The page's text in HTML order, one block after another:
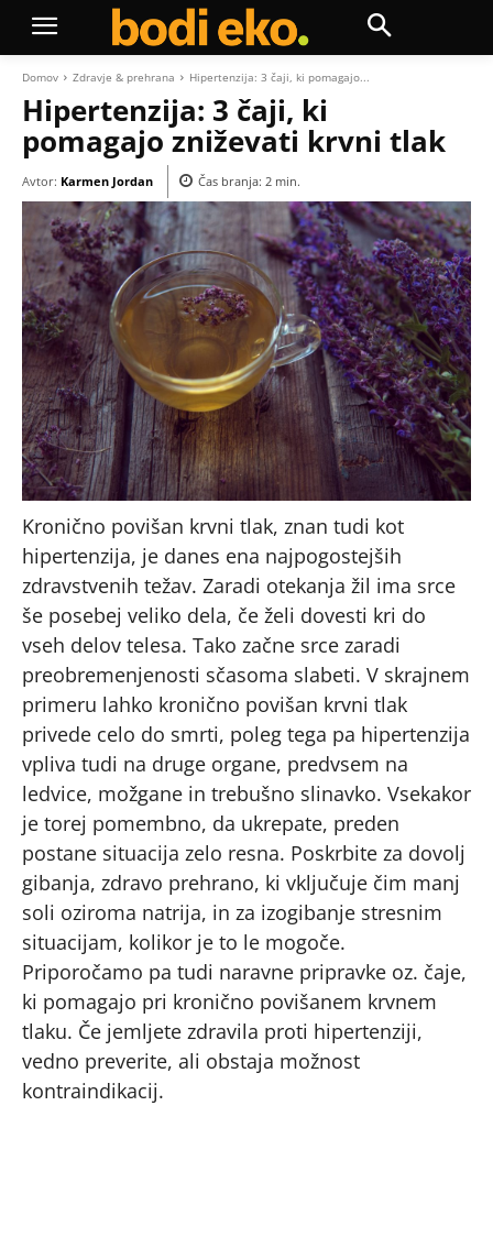
Domov Zdravje & prehrana Hipertenzija: 3 čaji, ki pomagajo...
Hipertenzija: 3 čaji, ki
pomagajo zniževati krvni tlak
Avtor: Karmen Jordan Čas branja: 2 min.
Kronično povišan krvni tlak, znan tudi kot
hipertenzija, je danes ena najpogostejših
zdravstvenih težav. Zaradi otekanja žil ima srce
še posebej veliko dela, če želi dovesti kri do
vseh delov telesa. Tako začne srce zaradi
preobremenjenosti sčasoma slabeti. V skrajnem
primeru lahko kronično povišan krvni tlak
privede celo do smrti, poleg tega pa hipertenzija
vpliva tudi na druge organe, predvsem na
ledvice, možgane in trebušno slinavko. Vsekakor
je torej pomembno, da ukrepate, preden
postane situacija zelo resna. Poskrbite za dovolj
gibanja, zdravo prehrano, ki vključuje čim manj
soli oziroma natrija, in za izogibanje stresnim
situacijam, kolikor je to le mogoče.
Priporočamo pa tudi naravne pripravke oz. čaje,
ki pomagajo pri kronično povišanem krvnem
tlaku. Če jemljete zdravila proti hipertenziji,
vedno preverite, ali obstaja možnost
kontraindikacij.